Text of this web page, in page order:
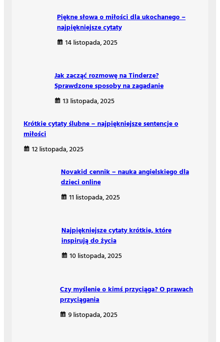
Piękne słowa o miłości dla ukochanego –
najpiękniejsze cytaty
14 listopada, 2025
Jak zacząć rozmowę na Tinderze?
Sprawdzone sposoby na zagadanie
13 listopada, 2025
Krótkie cytaty ślubne – najpiękniejsze sentencje o
miłości
12 listopada, 2025
Novakid cennik – nauka angielskiego dla
dzieci online
11 listopada, 2025
Najpiękniejsze cytaty krótkie, które
inspirują do życia
10 listopada, 2025
Czy myślenie o kimś przyciąga? O prawach
przyciągania
9 listopada, 2025